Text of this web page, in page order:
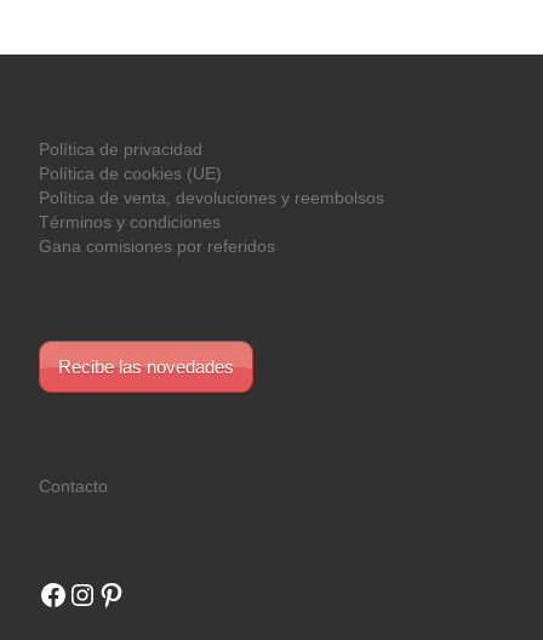
Política de privacidad
Política de cookies (UE)
Política de venta, devoluciones y reembolsos
Términos y condiciones
Gana comisiones por referidos
Recibe las novedades
Contacto
Facebook
Instagram
Pinterest